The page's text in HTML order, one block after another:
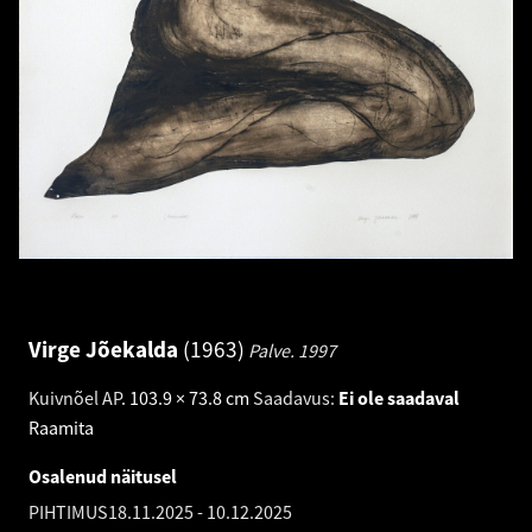
Virge Jõekalda 1963 Palve. 1997
Kuivnõel AP. 103.9 × 73.8 cm Saadavus: Ei ole saadaval
Raamita
Osalenud näitusel
PIHTIMUS18.11.2025- 10.12.2025